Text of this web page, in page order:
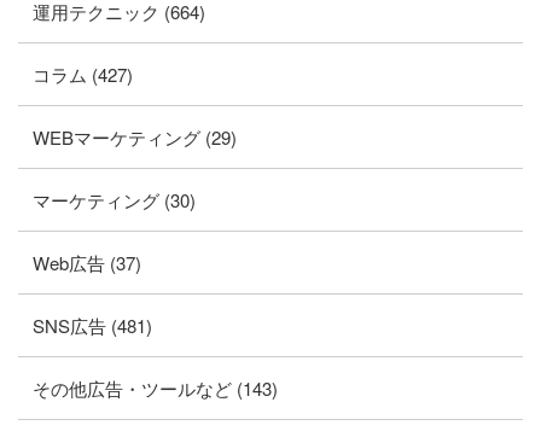
運用テクニック (664)
コラム (427)
WEBマーケティング (29)
マーケティング (30)
Web広告 (37)
SNS広告 (481)
その他広告・ツールなど (143)